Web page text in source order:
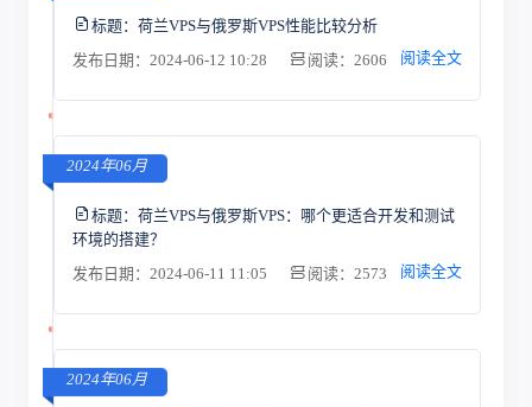
标题： 荷兰VPS与俄罗斯VPS性能比较分析
发布日期：2024-06-12 10:28
阅读：2606 阅读全文
2024年06月
标题： 荷兰VPS与俄罗斯VPS：哪个更适合开发和测试
环境的搭建？
发布日期：2024-06-11 11:05
阅读：2573 阅读全文
2024年06月